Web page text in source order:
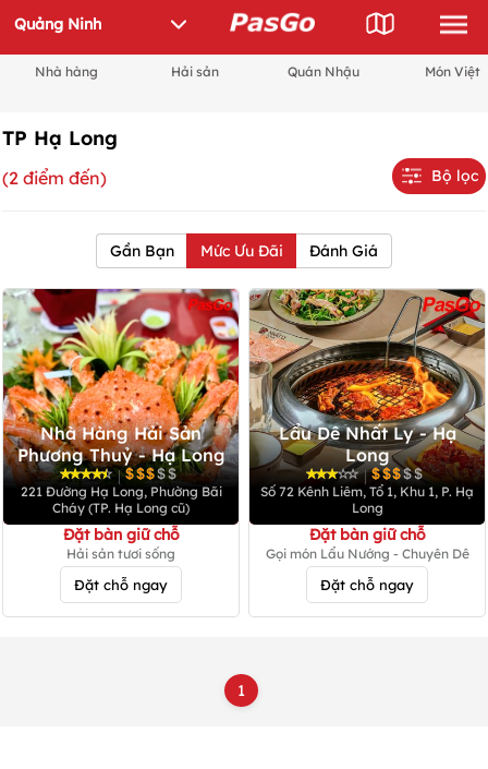
Nhà hàng Hải sản Quán Nhậu Món Việt
TP Hạ Long
(2 điểm đến) Bộ lọc
Gần Bạn Mức Ưu Đãi Đánh Giá
Nhà Hàng Hải Sản
Phương Thuỷ - Hạ Long
|
221 Đường Hạ Long, Phường Bãi
Cháy (TP. Hạ Long cũ)
Đặt bàn giữ chỗ
Hải sản tươi sống
Đặt chỗ ngay
Lẩu Dê Nhất Ly - Hạ
Long
|
Số 72 Kênh Liêm, Tổ 1, Khu 1, P. Hạ
Long
Đặt bàn giữ chỗ
Gọi món Lẩu Nướng - Chuyên Dê
Đặt chỗ ngay
1